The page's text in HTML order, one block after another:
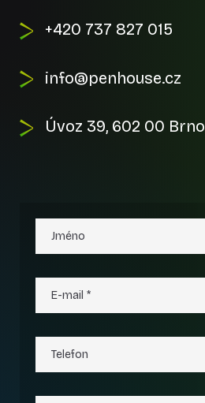
+420 737 827 015
info@penhouse.cz
Úvoz 39, 602 00 Brno